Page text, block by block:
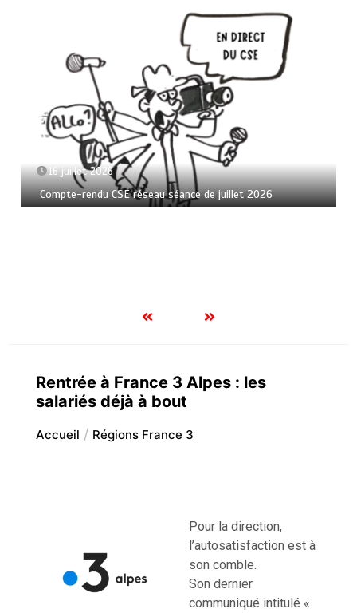
16 juillet 2026
Compte-rendu CSE réseau séance de juillet 2026
Rentrée à France 3 Alpes : les
salariés déjà à bout
Accueil Régions France 3
Pour la direction,
l’autosatisfaction est à
son comble.
Son dernier
communiqué intitulé «